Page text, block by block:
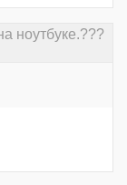
ноутбуке.???